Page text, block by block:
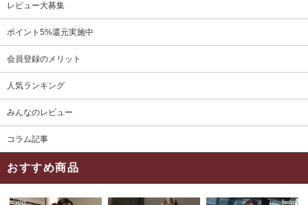
レビュー大募集
ポイント5%還元実施中
会員登録のメリット
人気ランキング
みんなのレビュー
コラム記事
おすすめ商品